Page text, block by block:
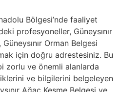
Bölgesi’nde faaliyet
profesyoneller, Güneysınır
Orman Belgesi
için doğru adrestesiniz. Bu
zorlu ve önemli alanlarda
ve bilgilerini belgeleyen
Ağaç Kesme Belgesi ve